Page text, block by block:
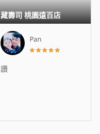
Pan
讚
藏壽司 桃園遠百店